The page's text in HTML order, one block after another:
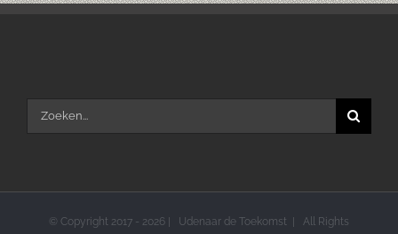
Zoeken
© Copyright 2017 - 2026 | Udenaar de Toekomst | All Rights